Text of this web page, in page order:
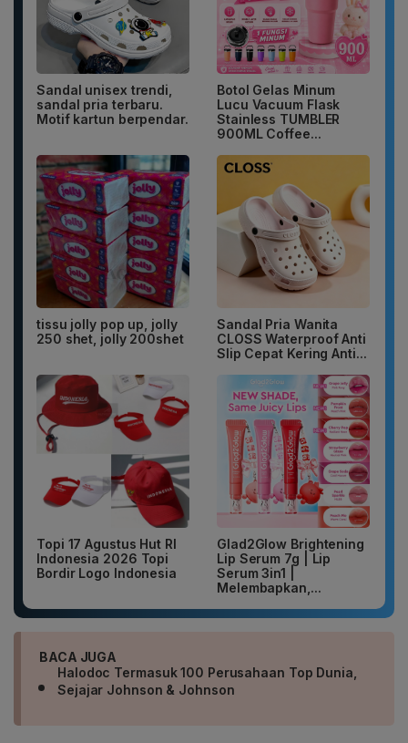
Sandal unisex trendi,
sandal pria terbaru.
Motif kartun berpendar.
Botol Gelas Minum
Lucu Vacuum Flask
Stainless TUMBLER
900ML Coffee...
tissu jolly pop up, jolly
250 shet, jolly 200shet
Sandal Pria Wanita
CLOSS Waterproof Anti
Slip Cepat Kering Anti...
Topi 17 Agustus Hut RI
Indonesia 2026 Topi
Bordir Logo Indonesia
Glad2Glow Brightening
Lip Serum 7g | Lip
Serum 3in1 |
Melembapkan,...
BACA JUGA
Halodoc Termasuk 100 Perusahaan Top Dunia,
Sejajar Johnson & Johnson